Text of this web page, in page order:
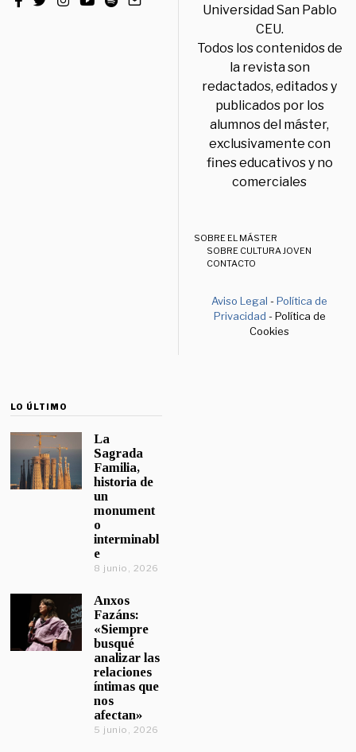
Universidad San Pablo
CEU.
Todos los contenidos de
la revista son
redactados, editados y
publicados por los
alumnos del máster,
exclusivamente con
fines educativos y no
comerciales
SOBRE EL MÁSTER
SOBRE CULTURA JOVEN
CONTACTO
Aviso Legal -Política de
Privacidad - Política de
Cookies
LO ÚLTIMO
La
Sagrada
Familia,
historia de
un
monument
o
interminabl
e
8 junio, 2026
Anxos
Fazáns:
«Siempre
busqué
analizar las
relaciones
íntimas que
nos
afectan»
5 junio, 2026